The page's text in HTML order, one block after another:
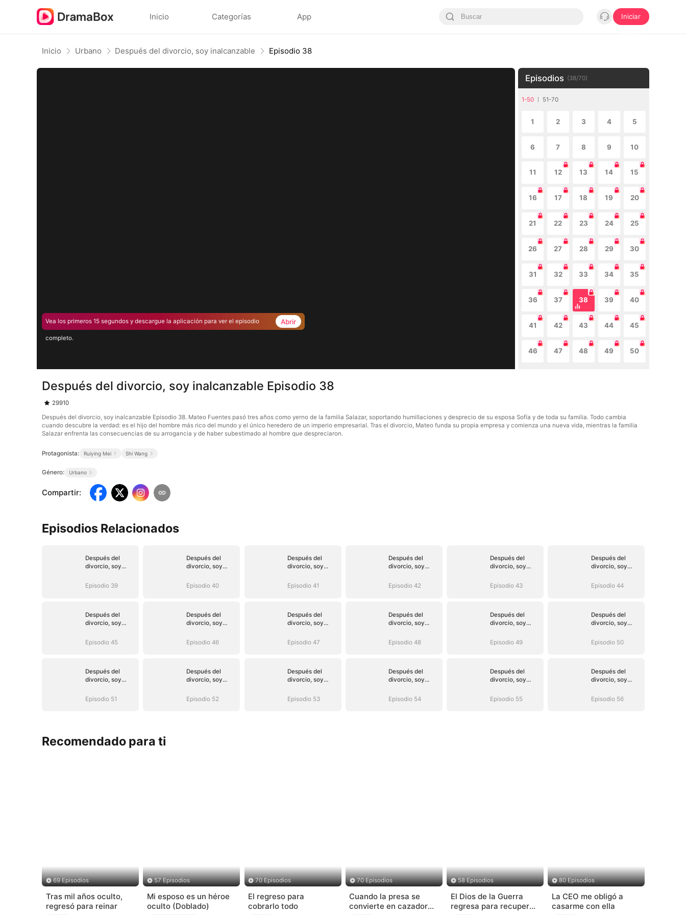
Inicio Categorías App Iniciar
Inicio Urbano Después del divorcio, soy inalcanzable Episodio 38
Vea los primeros 15 segundos y descargue la aplicación para ver el episodio
completo.
Abrir
Episodios (38/70)
1-50 51-70
1 2 3 4 5
6 7 8 9 10
11 12 13 14 15
16 17 18 19 20
21 22 23 24 25
26 27 28 29 30
31 32 33 34 35
36 37 38 39 40
41 42 43 44 45
46 47 48 49 50
Después del divorcio, soy inalcanzable Episodio 38
29910
Después del divorcio, soy inalcanzable Episodio 38. Mateo Fuentes pasó tres años como yerno de la familia Salazar, soportando humillaciones y desprecio de su esposa Sofía y de toda su familia. Todo cambia
cuando descubre la verdad: es el hijo del hombre más rico del mundo y el único heredero de un imperio empresarial. Tras el divorcio, Mateo funda su propia empresa y comienza una nueva vida, mientras la familia
Salazar enfrenta las consecuencias de su arrogancia y de haber subestimado al hombre que despreciaron.
Protagonista: Ruiying Mei Shi Wang
Género: Urbano
Compartir:
Episodios Relacionados
Después del
divorcio, soy
Episodio 39
Después del
divorcio, soy
Episodio 40
Después del
divorcio, soy
Episodio 41
Después del
divorcio, soy
Episodio 42
Después del
divorcio, soy
Episodio 43
Después del
divorcio, soy
Episodio 44
Después del
divorcio, soy
Episodio 45
Después del
divorcio, soy
Episodio 46
Después del
divorcio, soy
Episodio 47
Después del
divorcio, soy
Episodio 48
Después del
divorcio, soy
Episodio 49
Después del
divorcio, soy
Episodio 50
Después del
divorcio, soy
Episodio 51
Después del
divorcio, soy
Episodio 52
Después del
divorcio, soy
Episodio 53
Después del
divorcio, soy
Episodio 54
Después del
divorcio, soy
Episodio 55
Después del
divorcio, soy
Episodio 56
Recomendado para ti
69 Episodios
Tras mil años oculto,
regresó para reinar
57 Episodios
Mi esposo es un héroe
oculto (Doblado)
70 Episodios
El regreso para
cobrarlo todo
70 Episodios
Cuando la presa se
convierte en cazador
58 Episodios
El Dios de la Guerra
regresa para recuperar
80 Episodios
La CEO me obligó a
casarme con ella